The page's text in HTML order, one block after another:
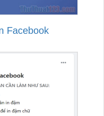
Facebook